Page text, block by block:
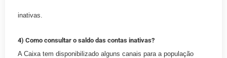
inativas.
4) Como consultar o saldo das contas inativas?
A Caixa tem disponibilizado alguns canais para a população